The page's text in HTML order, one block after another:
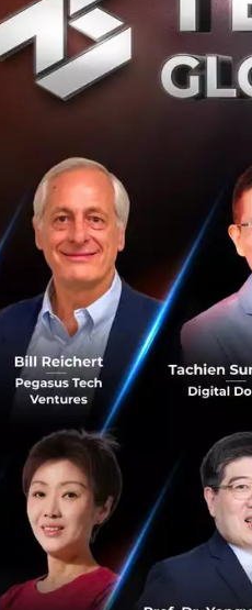
ครั้งที่ 2 วันที่ 15-16 มีน
ครั้งที่ 3 วันที่ 3-4 พฤษภา
ครั้งที่ 4 วันที่ 14-15 มิถุน
ครั้งที่ 5 วันที่ 26-27 กร
ครั้งที่ 7 วันที่ 1-2 พฤศจิก
ครั้งที่ 8 วันที่ 13-14 ธันว
สามารถติดตามผลการประชุม
https://
อันดับ 4 : Elon Musk และเหรี